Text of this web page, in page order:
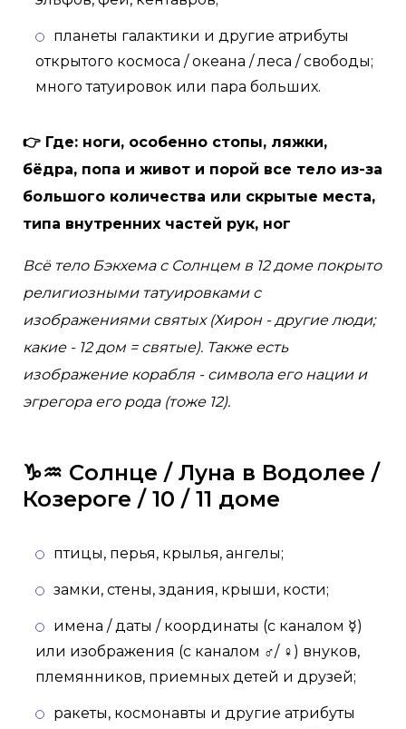
планеты галактики и другие атрибуты
открытого космоса / океана / леса / свободы;
много татуировок или пара больших.
👉 Где: ноги, особенно стопы, ляжки,
бёдра, попа и живот и порой все тело из-за
большого количества или скрытые места,
типа внутренних частей рук, ног
Всё тело Бэкхема с Солнцем в 12 доме покрыто
религиозными татуировками с
изображениями святых (Хирон - другие люди;
какие - 12 дом = святые). Также есть
изображение корабля - символа его нации и
эгрегора его рода (тоже 12).
♑️♒️ Солнце / Луна в Водолее /
Козероге / 10 / 11 доме
птицы, перья, крылья, ангелы;
замки, стены, здания, крыши, кости;
имена / даты / координаты (с каналом ☿)
или изображения (с каналом ♂/ ♀) внуков,
племянников, приемных детей и друзей;
ракеты, космонавты и другие атрибуты